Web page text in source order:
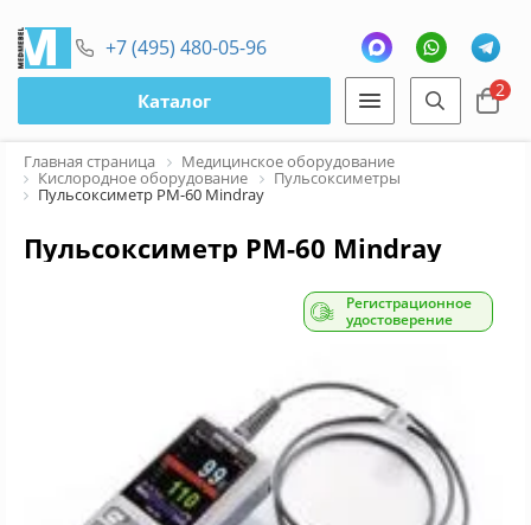
+7 (495) 480-05-96
Каталог 2
Главная страница Медицинское оборудование
Кислородное оборудование Пульсоксиметры
Пульсоксиметр PM-60 Mindray
Пульсоксиметр PM-60 Mindray
Регистрационное
удостоверение